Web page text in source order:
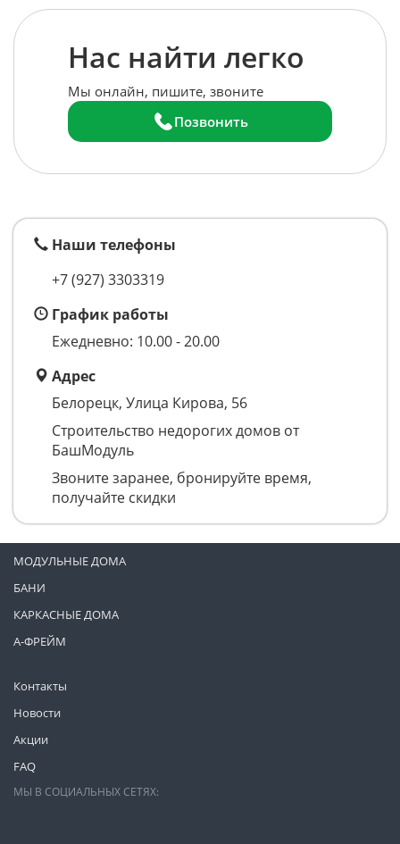
Нас найти легко
Мы онлайн, пишите, звоните
Позвонить
Наши телефоны
+7 (927) 3303319
График работы
Ежедневно: 10.00 - 20.00
Адрес
Белорецк, Улица Кирова, 56
Строительство недорогих домов от
БашМодуль
Звоните заранее, бронируйте время,
получайте скидки
Контакты
Новости
Акции
FAQ
МОДУЛЬНЫЕ ДОМА
БАНИ
КАРКАСНЫЕ ДОМА
А-ФРЕЙМ
МЫ В СОЦИАЛЬНЫХ СЕТЯХ: